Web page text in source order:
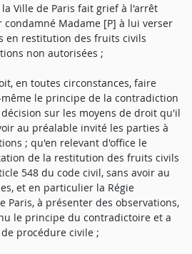
Ville de Paris fait grief à l'arrêt
Madame [P] à lui verser
en restitution des fruits civils
non autorisées ;
en toutes circonstances, faire
le principe de la contradiction
sur les moyens de droit qu'il
au préalable invité les parties à
; qu'en relevant d'office le
de la restitution des fruits civils
548 du code civil, sans avoir au
et en particulier la Régie
Paris, à présenter des observations,
le principe du contradictoire et a
procédure civile ;